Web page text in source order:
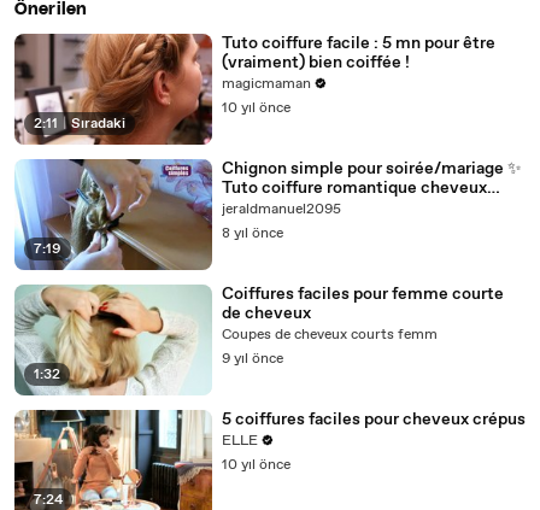
Önerilen
2:11 | Sıradaki
Tuto coiffure facile : 5 mn pour être
(vraiment) bien coiffée !
magicmaman
10 yıl önce
7:19
Chignon simple pour soirée/mariage ✨
Tuto coiffure romantique cheveux
long/mi long, facile et rapide
jeraldmanuel2095
8 yıl önce
1:32
Coiffures faciles pour femme courte
de cheveux
Coupes de cheveux courts femm
9 yıl önce
7:24
5 coiffures faciles pour cheveux crépus
ELLE
10 yıl önce